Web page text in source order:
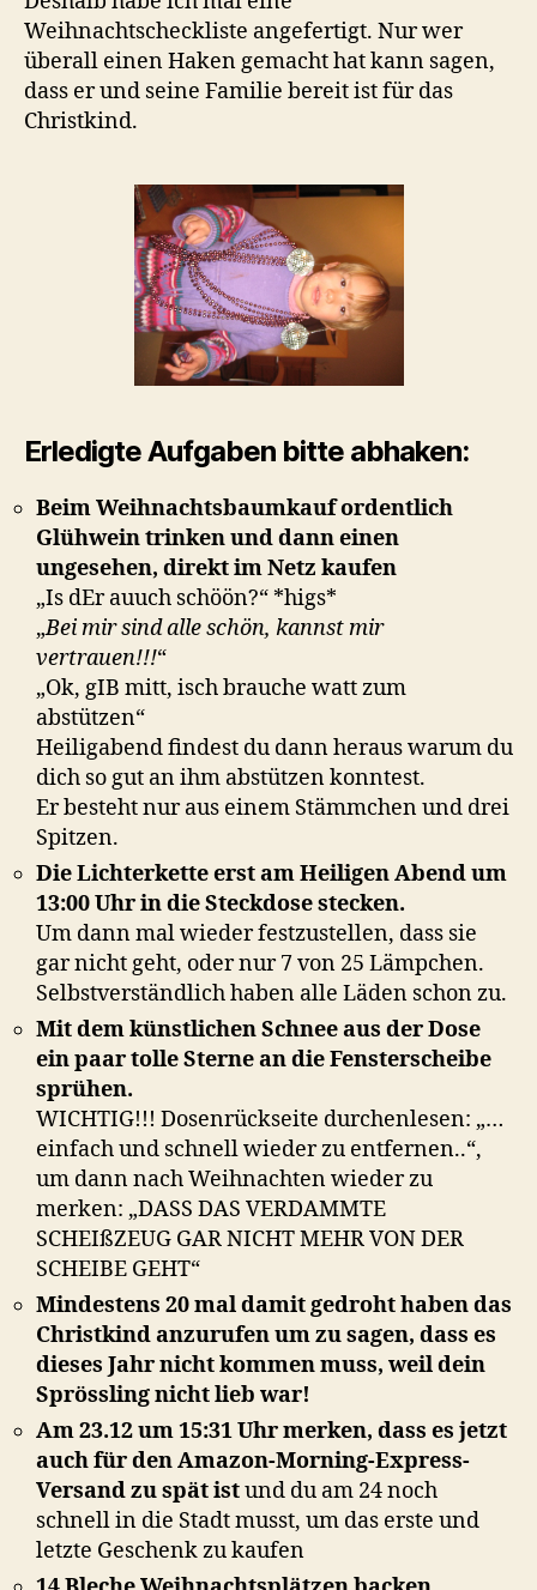
Weihnachtscheckliste angefertigt. Nur wer
überall einen Haken gemacht hat kann sagen,
dass er und seine Familie bereit ist für das
Christkind.
Erledigte Aufgaben bitte abhaken:
Beim Weihnachtsbaumkauf ordentlich
Glühwein trinken und dann einen
ungesehen, direkt im Netz kaufen
„Is dEr auuch schöön?“ *higs*
„Bei mir sind alle schön, kannst mir
vertrauen!!!“
„Ok, gIB mitt, isch brauche watt zum
abstützen“
Heiligabend findest du dann heraus warum du
dich so gut an ihm abstützen konntest.
Er besteht nur aus einem Stämmchen und drei
Spitzen.
Die Lichterkette erst am Heiligen Abend um
13:00 Uhr in die Steckdose stecken.
Um dann mal wieder festzustellen, dass sie
gar nicht geht, oder nur 7 von 25 Lämpchen.
Selbstverständlich haben alle Läden schon zu.
Mit dem künstlichen Schnee aus der Dose
ein paar tolle Sterne an die Fensterscheibe
sprühen.
WICHTIG!!! Dosenrückseite durchenlesen: „…
einfach und schnell wieder zu entfernen..“,
um dann nach Weihnachten wieder zu
merken: „DASS DAS VERDAMMTE
SCHEIßZEUG GAR NICHT MEHR VON DER
SCHEIBE GEHT“
Mindestens 20 mal damit gedroht haben das
Christkind anzurufen um zu sagen, dass es
dieses Jahr nicht kommen muss, weil dein
Sprössling nicht lieb war!
Am 23.12 um 15:31 Uhr merken, dass es jetzt
auch für den Amazon-Morning-Express-
Versand zu spät istund du am 24 noch
schnell in die Stadt musst, um das erste und
letzte Geschenk zu kaufen